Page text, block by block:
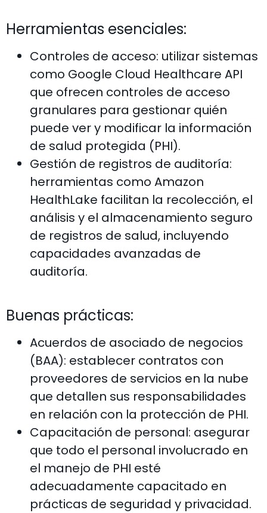
Herramientas esenciales:
Controles de acceso: utilizar sistemas
como Google Cloud Healthcare API
que ofrecen controles de acceso
granulares para gestionar quién
puede ver y modificar la información
de salud protegida (PHI).
Gestión de registros de auditoría:
herramientas como Amazon
HealthLake facilitan la recolección, el
análisis y el almacenamiento seguro
de registros de salud, incluyendo
capacidades avanzadas de
auditoría.
Buenas prácticas:
Acuerdos de asociado de negocios
(BAA): establecer contratos con
proveedores de servicios en la nube
que detallen sus responsabilidades
en relación con la protección de PHI.
Capacitación de personal: asegurar
que todo el personal involucrado en
el manejo de PHI esté
adecuadamente capacitado en
prácticas de seguridad y privacidad.